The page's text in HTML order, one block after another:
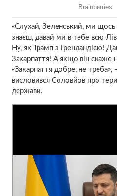
«Слухай, Зеленський, ми
знаєш, давай ми в тебе всю
Ну, як Трамп з Гренландією!
Закарпаття! А якщо він скаже
«Закарпаття добре, не треба»,
висловився Соловйов про
держави.